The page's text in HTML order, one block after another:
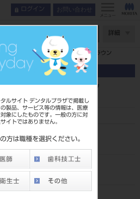
ルサイト デンタルプラザで掲載し
の製品、サービス等の情報は、医療
象にしたものです。一般の方に対
イトではありません。
方は職種を選択ください。
ログイン お問い合わせ
メニュー
詳細
ポイト（オーバーキャップ付） ブラウン
合わせ
ーバーキャップ付） ブラウ
品目コード
201190264BR